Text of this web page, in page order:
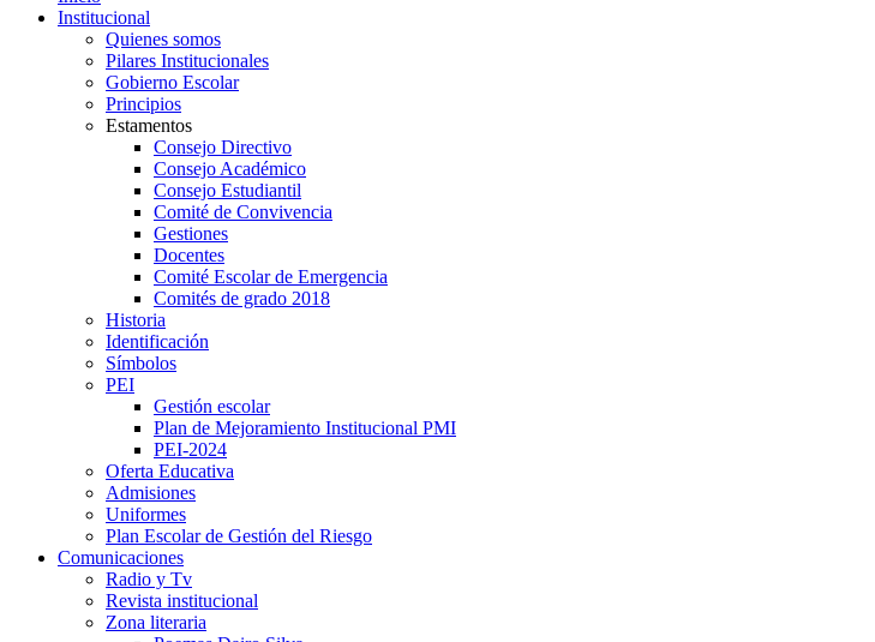
Institucional
Quienes somos
Pilares Institucionales
Gobierno Escolar
Principios
Estamentos
Consejo Directivo
Consejo Académico
Consejo Estudiantil
Comité de Convivencia
Gestiones
Docentes
Comité Escolar de Emergencia
Comités de grado 2018
Historia
Identificación
Símbolos
PEI
Gestión escolar
Plan de Mejoramiento Institucional PMI
PEI-2024
Oferta Educativa
Admisiones
Uniformes
Plan Escolar de Gestión del Riesgo
Comunicaciones
Radio y Tv
Revista institucional
Zona literaria